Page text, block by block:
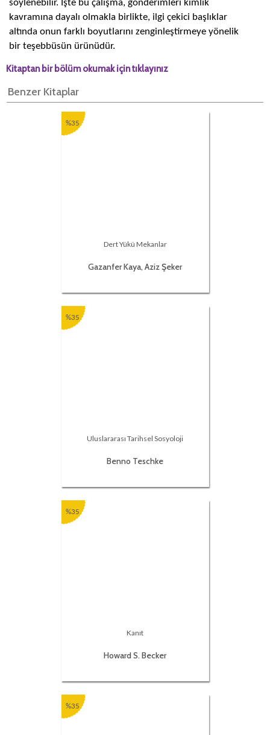
söylenebilir. İşte bu çalışma, gönderimleri kimlik
kavramına dayalı olmakla birlikte, ilgi çekici başlıklar
altında onun farklı boyutlarını zenginleştirmeye yönelik
bir teşebbüsün ürünüdür.
Kitaptan bir bölüm okumak için tıklayınız
Benzer Kitaplar
%35
Dert Yükü Mekanlar
Gazanfer Kaya, Aziz Şeker
%35
Uluslararası Tarihsel Sosyoloji
Benno Teschke
%35
Kanıt
Howard S. Becker
%35